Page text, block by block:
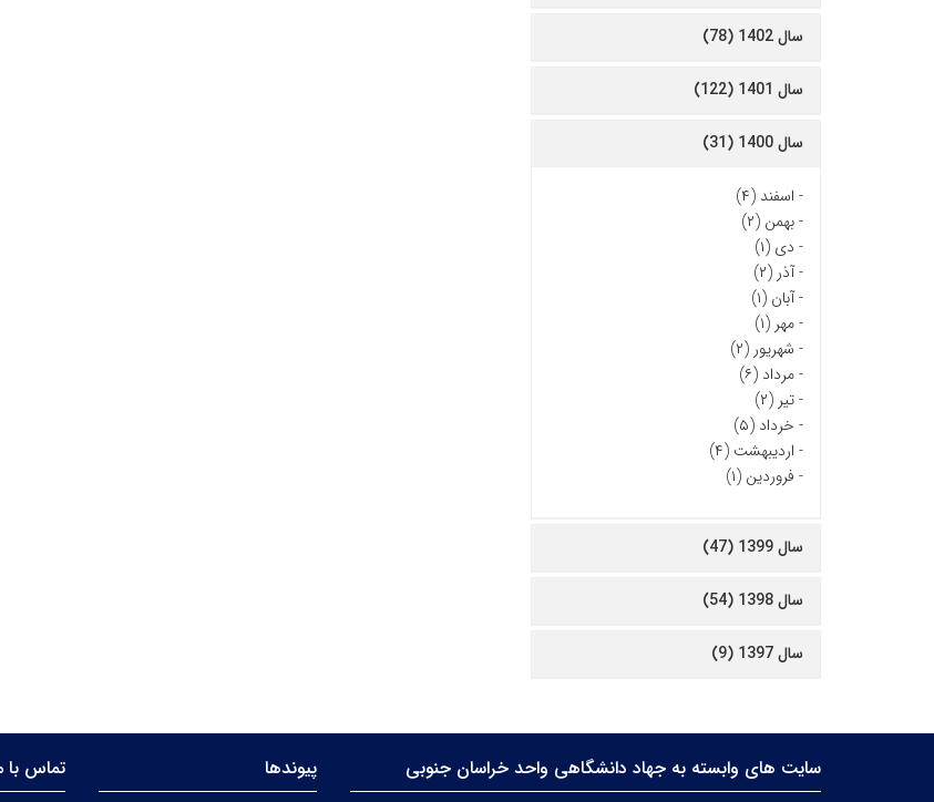
سال 1402 (78)
سال 1401 (122)
سال 1400 (31)
- اسفند (۴)
-بهمن (۲)
- دی (۱)
-آذر (۲)
-آبان (۱)
-مهر (۱)
- شهریور (۲)
-مرداد (۶)
-تیر (۲)
- خرداد (۵)
- اردیبهشت (۴)
- فروردین (۱)
سال 1399 (47)
سال 1398 (54)
سال 1397 (9)
سایت های وابسته به جهاد دانشگاهی واحد خراسان جنوبی
پیوندها
تماس با